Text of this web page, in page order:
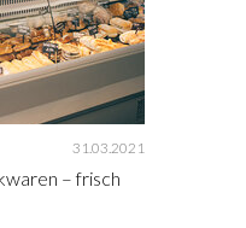
31.03.2021
– frisch